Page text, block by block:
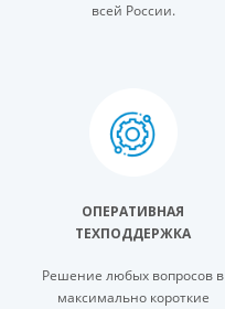
всей России.
ОПЕРАТИВНАЯ
ТЕХПОДДЕРЖКА
Решение любых вопросов в
максимально короткие